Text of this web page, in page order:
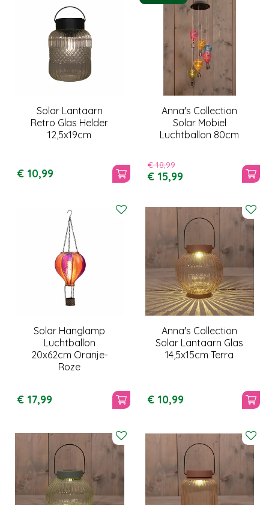
Solar Lantaarn
Retro Glas Helder
12,5x19cm
€ 10,99
Anna's Collection
Solar Mobiel
Luchtballon 80cm
€ 18,99
€ 15,99
Solar Hanglamp
Luchtballon
20x62cm Oranje-
Roze
€ 17,99
Anna's Collection
Solar Lantaarn Glas
14,5x15cm Terra
€ 10,99